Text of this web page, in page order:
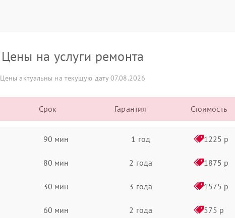
Цены на услуги ремонта
Цены актуальны на текущую дату 07.08.2026
Срок Гарантия Стоимость
90 мин 1 год 1225 р
80 мин 2 года 1875 р
30 мин 3 года 1575 р
60 мин 2 года 575 р